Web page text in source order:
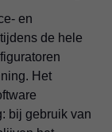
en
de hele
Het
bij gebruik van